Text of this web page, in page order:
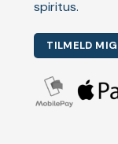
spiritus.
TILMELD